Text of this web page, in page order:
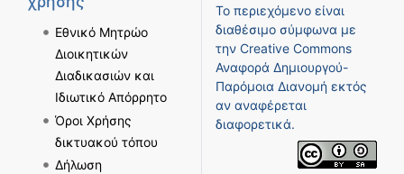
Εθνικό Μητρώο
Διοικητικών
Διαδικασιών και
Ιδιωτικό Απόρρητο
Όροι Χρήσης
δικτυακού τόπου
Δήλωση
Το περιεχόμενο είναι
διαθέσιμο σύμφωνα με
την Creative Commons
Αναφορά Δημιουργού-
Παρόμοια Διανομή εκτός
αν αναφέρεται
διαφορετικά.